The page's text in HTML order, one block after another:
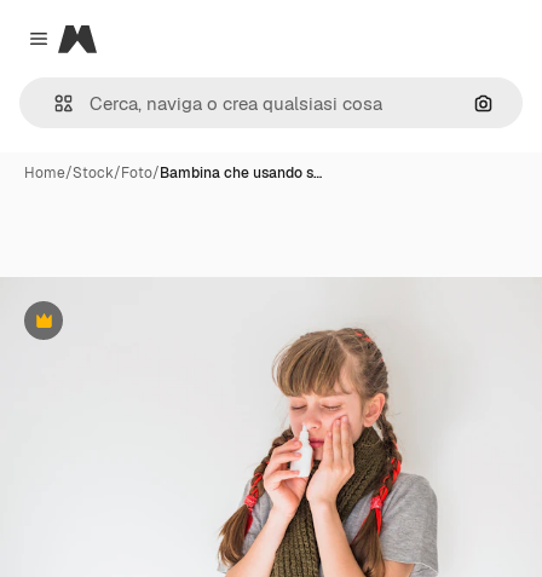
Close menu
Magnific
Cerca
Home/Stock/Foto/Bambina che usando s…
Premium